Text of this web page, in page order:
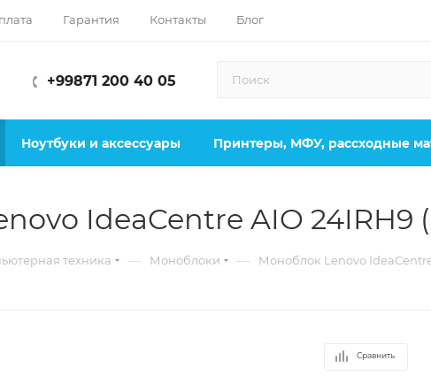
Гарантия Контакты Блог
+99871 200 40 05
Ноутбуки и аксессуары Принтеры, МФУ, рассходные
IdeaCentre AIO 24IRH9
техника — Моноблоки — Моноблок Lenovo
Сравнить